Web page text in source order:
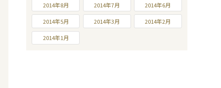
2014年8月 2014年7月 2014年6月
2014年5月 2014年3月 2014年2月
2014年1月